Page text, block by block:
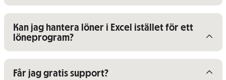
Visa/dölj innehåll för
Kan jag hantera löner i Excel istället för ett
löneprogram?
Visa/dölj innehåll för
Får jag gratis support?